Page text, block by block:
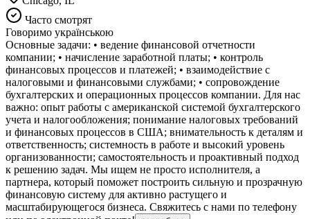
Часто смотрят
Говоримо українською
Основные задачи: • ведение финансовой отчетности
компании; • начисление заработной платы; • контроль
финансовых процессов и платежей; • взаимодействие с
налоговыми и финансовыми службами; • сопровождение
бухгалтерских и операционных процессов компании. Для нас
важно: опыт работы с американской системой бухгалтерского
учета и налогообложения; понимание налоговых требований
и финансовых процессов в США; внимательность к деталям и
ответственность; системность в работе и высокий уровень
организованности; самостоятельность и проактивный подход
к решению задач. Мы ищем не просто исполнителя, а
партнера, который поможет построить сильную и прозрачную
финансовую систему для активно растущего и
масштабирующегося бизнеса. Свяжитесь с нами по телефону